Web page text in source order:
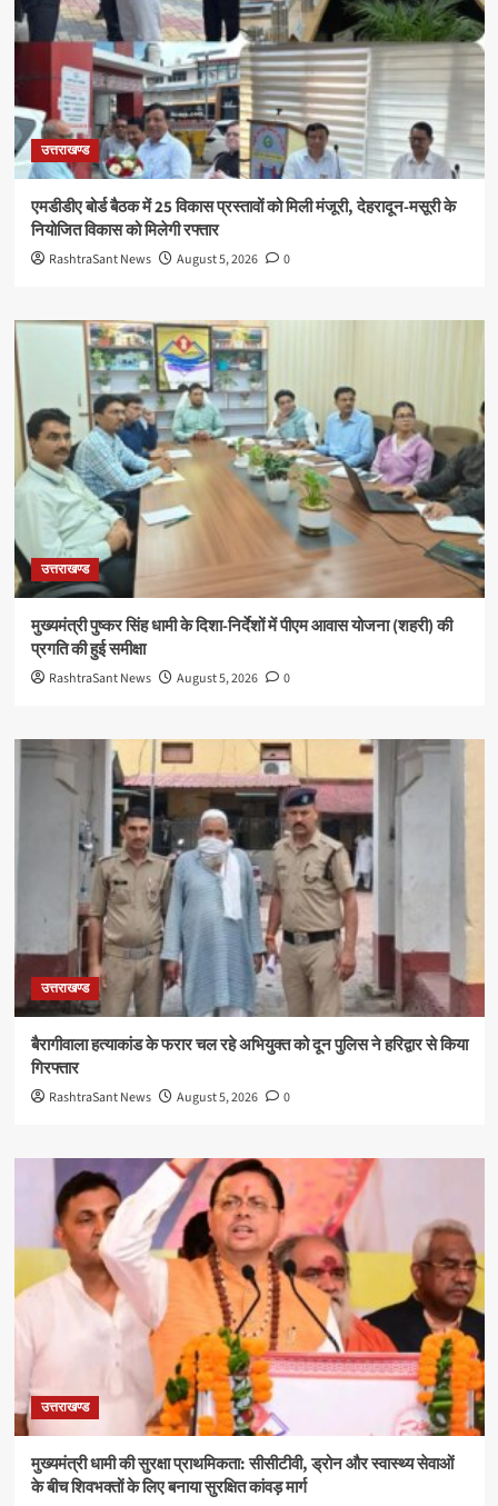
उत्तराखण्ड
एमडीडीए बोर्ड बैठक में 25 विकास प्रस्तावों को मिली मंजूरी, देहरादून-मसूरी के
नियोजित विकास को मिलेगी रफ्तार
RashtraSant News August 5, 2026 0
उत्तराखण्ड
मुख्यमंत्री पुष्कर सिंह धामी के दिशा-निर्देशों में पीएम आवास योजना (शहरी) की
प्रगति की हुई समीक्षा
RashtraSant News August 5, 2026 0
उत्तराखण्ड
बैरागीवाला हत्याकांड के फरार चल रहे अभियुक्त को दून पुलिस ने हरिद्वार से किया
गिरफ्तार
RashtraSant News August 5, 2026 0
उत्तराखण्ड
मुख्यमंत्री धामी की सुरक्षा प्राथमिकता: सीसीटीवी, ड्रोन और स्वास्थ्य सेवाओं
के बीच शिवभक्तों के लिए बनाया सुरक्षित कांवड़ मार्ग